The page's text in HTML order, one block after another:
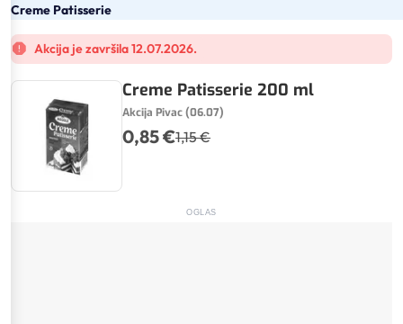
Creme Patisserie
Akcija je završila 12.07.2026.
Creme Patisserie 200 ml
Akcija Pivac (06.07)
0,85 €1,15 €
OGLAS